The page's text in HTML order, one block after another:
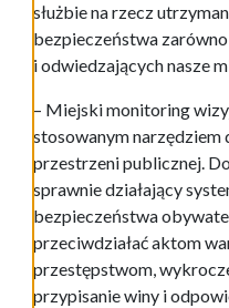
służbie na rzecz
bezpieczeństwa
i odwiedzających nasze
– Miejski monitoring
stosowanym
przestrzeni publicznej.
sprawnie działający
bezpieczeństwa
przeciwdziałać aktom
przestępstwom,
przypisanie winy i